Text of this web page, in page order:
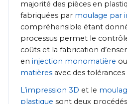
majorité des pièces en
fabriquées par moulage par
compréhensible étant
processus permet le
coûts et la fabrication
en injection monomatière ou
matières avec des tolérances
L’impression 3D et le
plastique sont deux